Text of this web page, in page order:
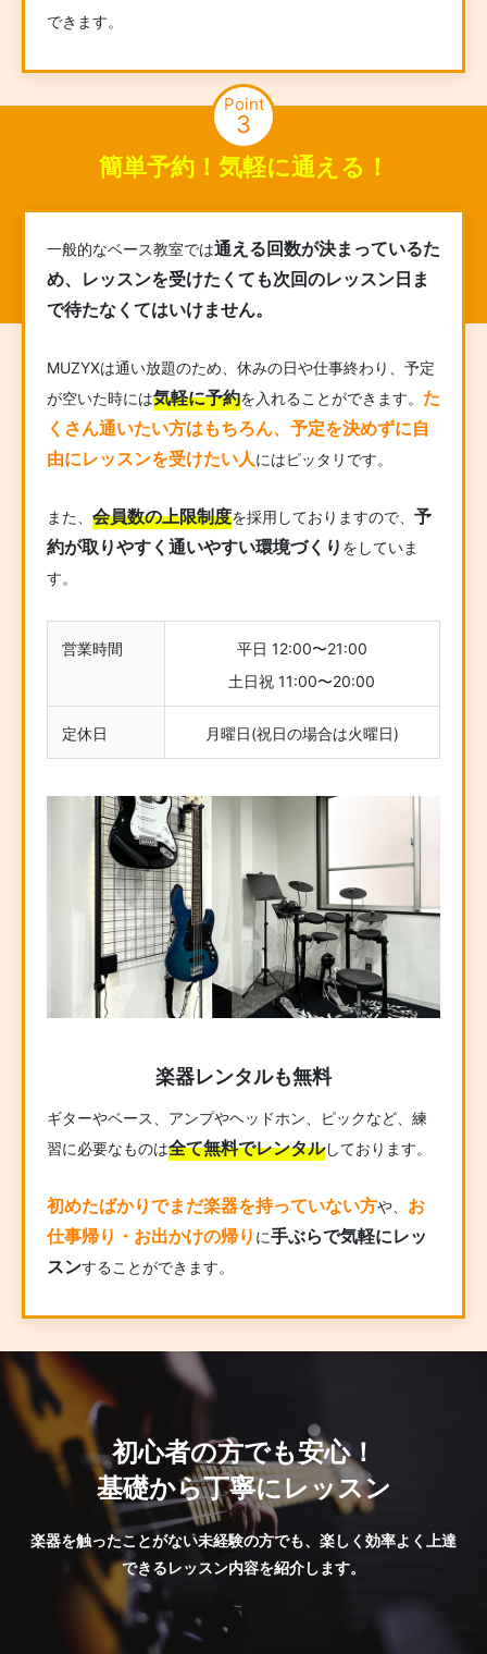
できます。
Point
3
簡単予約！気軽に通える！
一般的なベース教室では通える回数が決まっているた
め、レッスンを受けたくても次回のレッスン日ま
で待たなくてはいけません。
MUZYXは通い放題のため、休みの日や仕事終わり、予定
が空いた時には気軽に予約を入れることができます。 た
くさん通いたい方はもちろん、予定を決めずに自
由にレッスンを受けたい人にはピッタリです。
また、 会員数の上限制度を採用しておりますので、 予
約が取りやすく通いやすい環境づくり をしていま
す。
営業時間
平日 12:00〜21:00
土日祝 11:00〜20:00
定休日 月曜日(祝日の場合は火曜日)
楽器レンタルも無料
ギターやベース、アンプやヘッドホン、ピックなど、練
習に必要なものは全て無料でレンタルしております。
初めたばかりでまだ楽器を持っていない方や、 お
仕事帰り・お出かけの帰り に手ぶらで気軽にレッ
スンすることができます。
初心者の方でも安心！
基礎から丁寧にレッスン
楽器を触ったことがない未経験の方でも、楽しく効率よく上達
できるレッスン内容を紹介します。